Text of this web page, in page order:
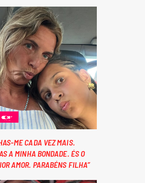
ME CADA VEZ MAIS.
A MINHA BONDADE. ÉS O
AMOR. PARABÉNS FILHA”